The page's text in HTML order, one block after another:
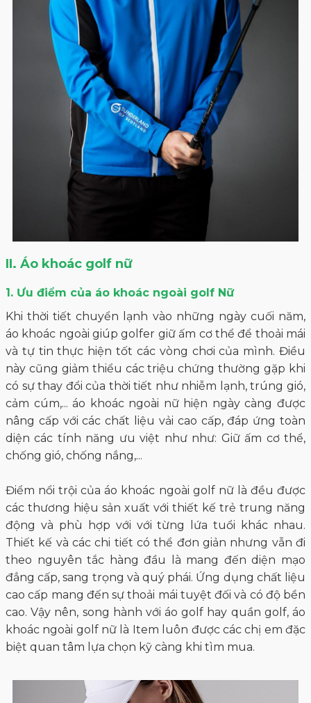
II. Áo khoác golf nữ
1. Ưu điểm của áo khoác ngoài golf Nữ
Khi thời tiết chuyển lạnh vào những ngày cuối năm,
áo khoác ngoài giúp golfer giữ ấm cơ thể để thoải mái
và tự tin thực hiện tốt các vòng chơi của mình. Điều
này cũng giảm thiểu các triệu chứng thường gặp khi
có sự thay đổi của thời tiết như nhiễm lạnh, trúng gió,
cảm cúm,... áo khoác ngoài nữ hiện ngày càng được
nâng cấp với các chất liệu vải cao cấp, đáp ứng toàn
diện các tính năng ưu việt như như: Giữ ấm cơ thể,
chống gió, chống nắng,...
Điểm nổi trội của áo khoác ngoài golf nữ là đều được
các thương hiệu sản xuất với thiết kế trẻ trung năng
động và phù hợp với với từng lứa tuổi khác nhau.
Thiết kế và các chi tiết có thể đơn giản nhưng vẫn đi
theo nguyên tắc hàng đầu là mang đến diện mạo
đẳng cấp, sang trọng và quý phái. Ứng dụng chất liệu
cao cấp mang đến sự thoải mái tuyệt đối và có độ bền
cao. Vậy nên, song hành với áo golf hay quần golf, áo
khoác ngoài golf nữ là Item luôn được các chị em đặc
biệt quan tâm lựa chọn kỹ càng khi tìm mua.